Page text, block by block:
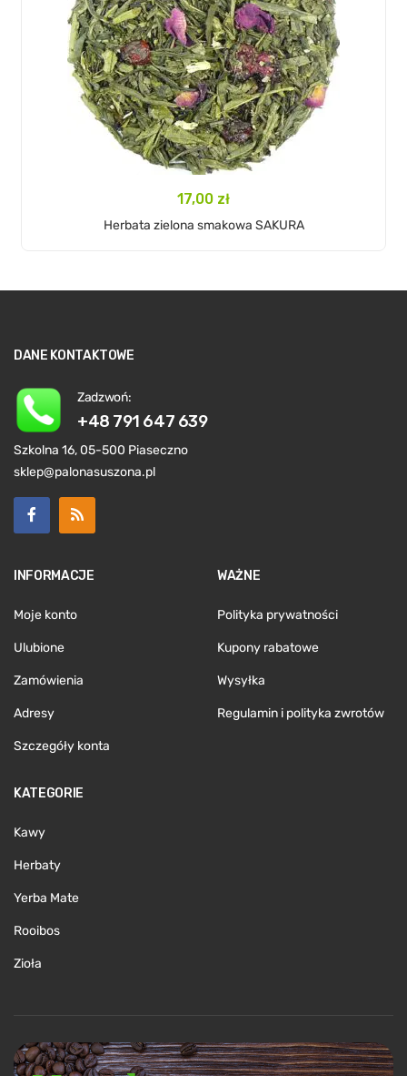
17,00 zł
Herbata zielona smakowa SAKURA
DANE KONTAKTOWE
Zadzwoń:
+48 791 647 639
Szkolna 16, 05-500 Piaseczno
sklep@palonasuszona.pl
INFORMACJE
Moje konto
Ulubione
Zamówienia
Adresy
Szczegóły konta
WAŻNE
Polityka prywatności
Kupony rabatowe
Wysyłka
Regulamin i polityka zwrotów
KATEGORIE
Kawy
Herbaty
Yerba Mate
Rooibos
Zioła